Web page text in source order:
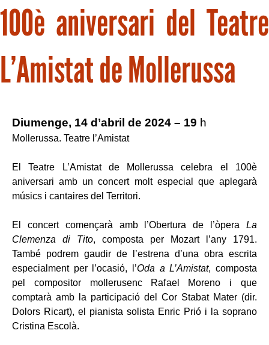
100è aniversari del Teatre
L’Amistat de Mollerussa
Diumenge, 14 d’abril de 2024 – 19 h
Mollerussa. Teatre l’Amistat
El Teatre L’Amistat de Mollerussa celebra el 100è
aniversari amb un concert molt especial que aplegarà
músics i cantaires del Territori.
El concert començarà amb l’Obertura de l’òpera La
Clemenza di Tito, composta per Mozart l’any 1791.
També podrem gaudir de l’estrena d’una obra escrita
especialment per l’ocasió, l’Oda a L’Amistat, composta
pel compositor mollerusenc Rafael Moreno i que
comptarà amb la participació del Cor Stabat Mater (dir.
Dolors Ricart), el pianista solista Enric Prió i la soprano
Cristina Escolà.